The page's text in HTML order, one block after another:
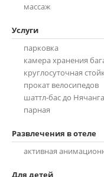
массаж
парковка
камера хранения
круглосуточная
прокат велосипедов
шаттл-бас до
парная
активная